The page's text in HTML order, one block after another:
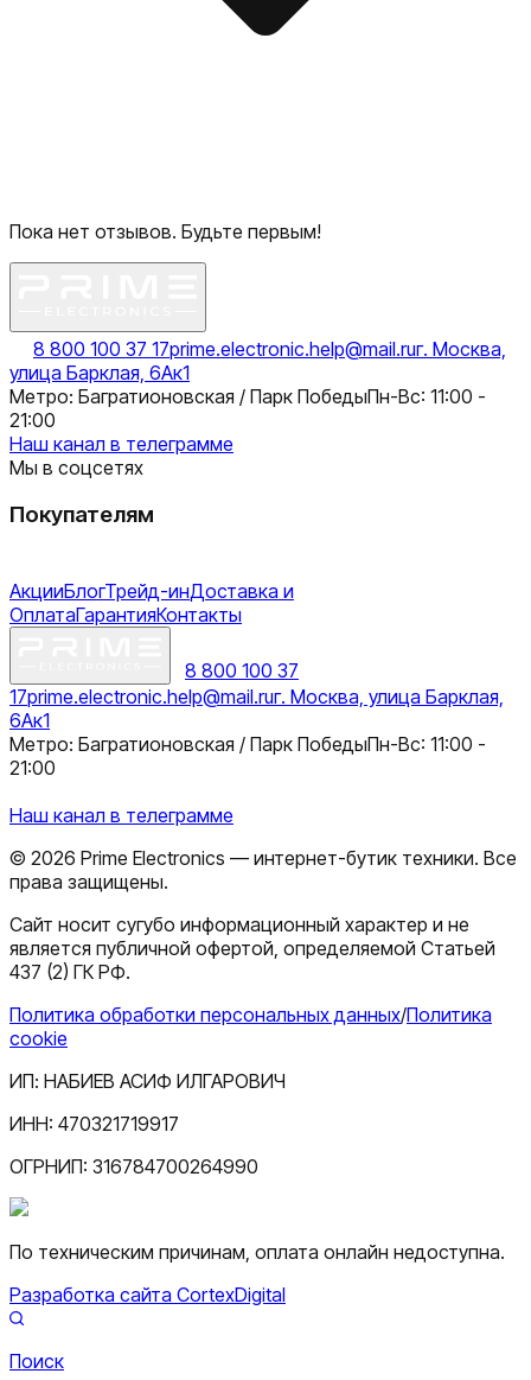
Пока нет отзывов. Будьте первым!
8 800 100 37 17prime.electronic.help@mail.ruг. Москва,
улица Барклая, 6Ак1
Метро: Багратионовская / Парк ПобедыПн-Вс: 11:00 -
21:00
Наш канал в телеграмме
Мы в соцсетях
Покупателям
АкцииБлогТрейд-инДоставка и
ОплатаГарантияКонтакты
8 800 100 37
17prime.electronic.help@mail.ruг. Москва, улица Барклая,
6Ак1
Метро: Багратионовская / Парк ПобедыПн-Вс: 11:00 -
21:00
Наш канал в телеграмме
© 2026 Prime Electronics — интернет-бутик техники. Все
права защищены.
Сайт носит сугубо информационный характер и не
является публичной офертой, определяемой Статьей
437 (2) ГК РФ.
Политика обработки персональных данных/Политика
cookie
ИП: НАБИЕВ АСИФ ИЛГАРОВИЧ
ИНН: 470321719917
ОГРНИП: 316784700264990
По техническим причинам, оплата онлайн недоступна.
Разработка сайта CortexDigital
Поиск